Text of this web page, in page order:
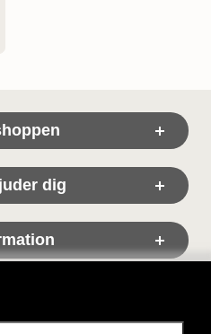
- Rosa Ros
och länkar
dig